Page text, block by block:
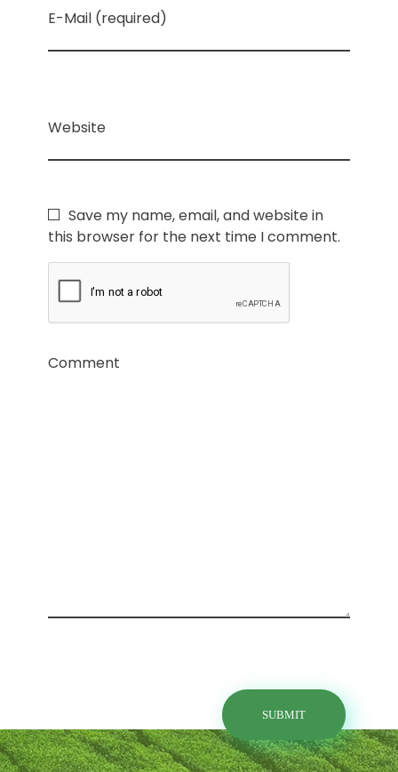
E-Mail (required)
Website
Save my name, email, and website in
this browser for the next time I comment.
Comment